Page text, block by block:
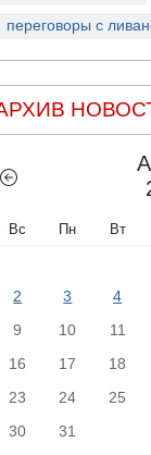
переговоры с
Вс Пн Вт
2
3 4
9
10 11
16
17 18
23
24 25
30
31